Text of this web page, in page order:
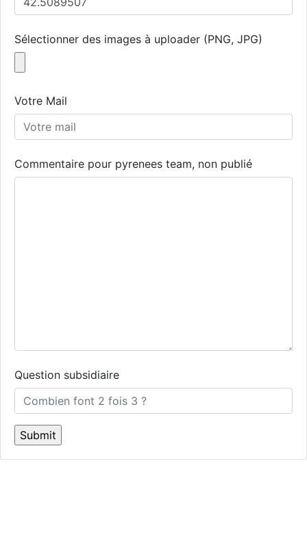
Sélectionner des images à uploader (PNG, JPG)
Votre Mail
Commentaire pour pyrenees team, non publié
Question subsidiaire